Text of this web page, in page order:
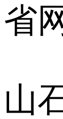
省
山